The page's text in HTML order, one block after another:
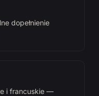
dopełnienie
i francuskie —